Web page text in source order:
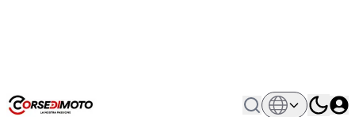
Home British Superbike